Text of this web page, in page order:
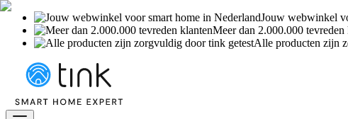
Jouw webwinkel
Meer dan 2.000.000 tevreden
Alle producten zijn